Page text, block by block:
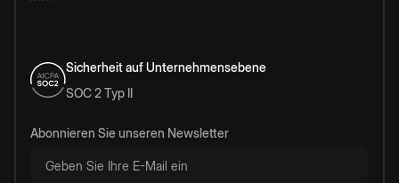
Sicherheit auf Unternehmensebene
SOC 2 Typ II
Abonnieren Sie unseren Newsletter